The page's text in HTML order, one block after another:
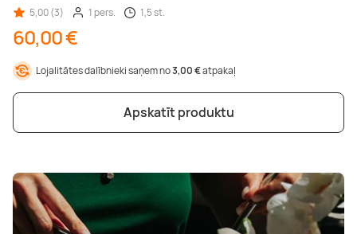
5,00 (3)
1 pers. 1,5 st.
60,00 €
Lojalitātes dalībnieki saņem no3,00 €atpakaļ
Apskatīt produktu